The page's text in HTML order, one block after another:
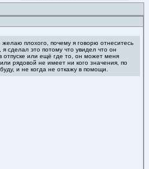
плохого, почему я говорю отнеситесь
сделал это потому что увидел что он
отпуске или ещё где то, он может меня
рядовой не имеет ни кого значения, по
и не когда не откажу в помощи.